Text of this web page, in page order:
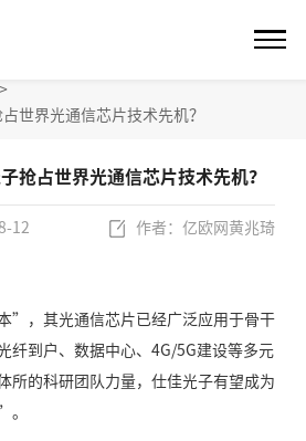
>
世界光通信芯片技术先机？
抢占世界光通信芯片技术先机？
12 作者：亿欧网黄兆琦
”，其光通信芯片已经广泛应用于骨干
纤到户、数据中心、4G/5G建设等多元
所的科研团队力量，仕佳光子有望成为
。